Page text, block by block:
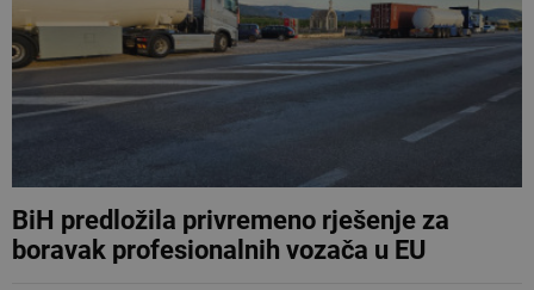
BiH predložila privremeno rješenje za
boravak profesionalnih vozača u EU